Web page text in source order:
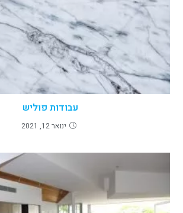
עבודות פוליש
ינואר 12, 2021